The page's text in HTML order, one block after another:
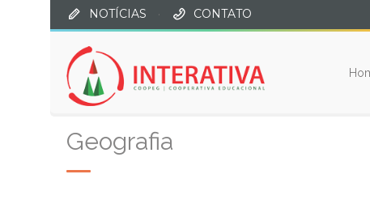
NOTÍCIAS · CONTATO
Geografia